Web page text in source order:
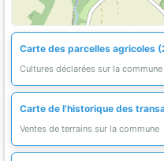
Carte des parcelles agricoles
Cultures déclarées sur la commune
Carte de l'historique des
Ventes de terrains sur la commune